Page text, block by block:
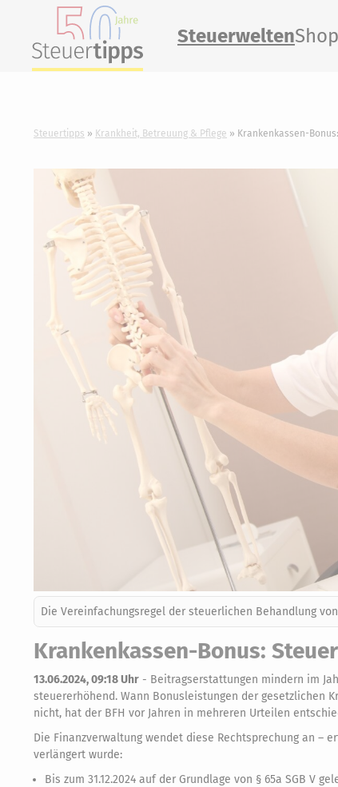
SteuerweltenShop
Steuertipps Krankheit, Betreuung & Pflege Krankenkassen-
Die Vereinfachungsregel der steuerlichen Behandlung
Krankenkassen-Bonus:
13.06.2024, 09:18 Uhr - Beitragserstattungen mindern im
steuererhöhend. Wann Bonusleistungen der gesetzlichen
nicht, hat der BFH vor Jahren in mehreren Urteilen
Die Finanzverwaltung wendet diese Rechtsprechung an –
verlängert wurde:
Bis zum 31.12.2024 auf der Grundlage von § 65a SGB V